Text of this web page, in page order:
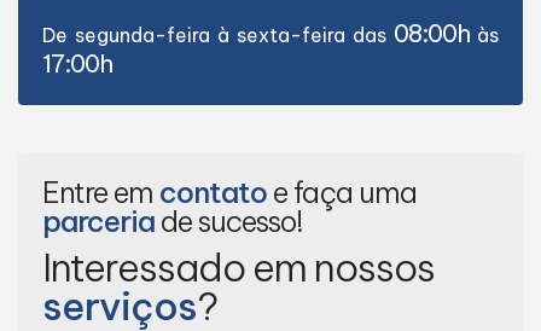
De segunda-feira à sexta-feira das 08:00h às
17:00h
Entre em contato e faça uma
parceria de sucesso!
Interessado em nossos
serviços?